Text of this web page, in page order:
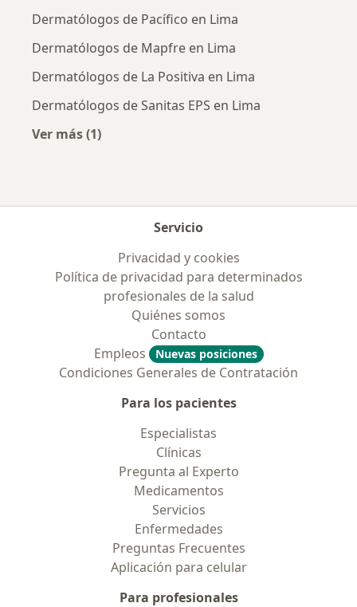
Dermatólogos de Pacífico en Lima
Dermatólogos de Mapfre en Lima
Dermatólogos de La Positiva en Lima
Dermatólogos de Sanitas EPS en Lima
Ver más (1)
Servicio
Privacidad y cookies
Política de privacidad para determinados
profesionales de la salud
Quiénes somos
Contacto
Empleos
Nuevas posiciones
Condiciones Generales de Contratación
Para los pacientes
Especialistas
Clínicas
Pregunta al Experto
Medicamentos
Servicios
Enfermedades
Preguntas Frecuentes
Aplicación para celular
Para profesionales